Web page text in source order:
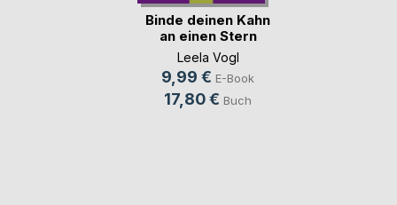
Binde deinen Kahn
an einen Stern
Leela Vogl
9,99 € E-Book
17,80 € Buch